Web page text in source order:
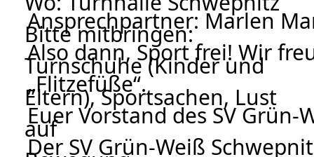
Ansprechpartner: Marlen
Also dann, Sport frei! Wir
„Flitzefüße“.
Euer Vorstand des SV Grün-
Der SV Grün-Weiß
Bitte mitbringen:
Turnschuhe (Kinder und
Eltern), Sportsachen, Lust
auf